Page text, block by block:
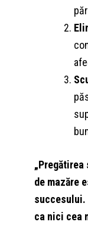
de mazăre
succesului.
ca nici cea